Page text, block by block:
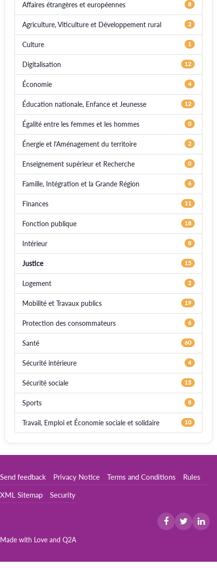
Affaires étrangères et européennes 8
Agriculture, Viticulture et Développement rural 2
Culture 1
Digitalisation 12
Économie 4
Éducation nationale, Enfance et Jeunesse 12
Égalité entre les femmes et les hommes 0
Énergie et l'Aménagement du territoire 2
Enseignement supérieur et Recherche 0
Famille, Intégration et la Grande Région 6
Finances 11
Fonction publique 18
Intérieur 8
Justice 15
Logement 2
Mobilité et Travaux publics 19
Protection des consommateurs 6
Santé 60
Sécurité intérieure 4
Sécurité sociale 15
Sports 8
Travail, Emploi et Économie sociale et solidaire 10
Send feedback Privacy Notice Terms and Conditions Rules
XML Sitemap Security
Made with Love and Q2A